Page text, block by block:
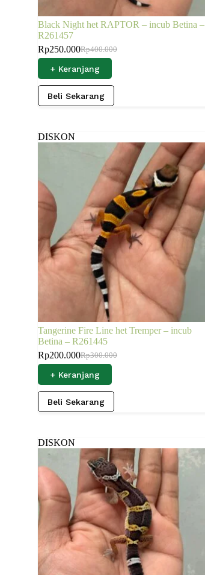
Black Night het RAPTOR – incub Betina –
R261457
Rp400.000
Rp250.000
+ Keranjang
Beli Sekarang
DISKON
Tangerine Fire Line het Tremper – incub
Betina – R261445
Rp300.000
Rp200.000
+ Keranjang
Beli Sekarang
DISKON